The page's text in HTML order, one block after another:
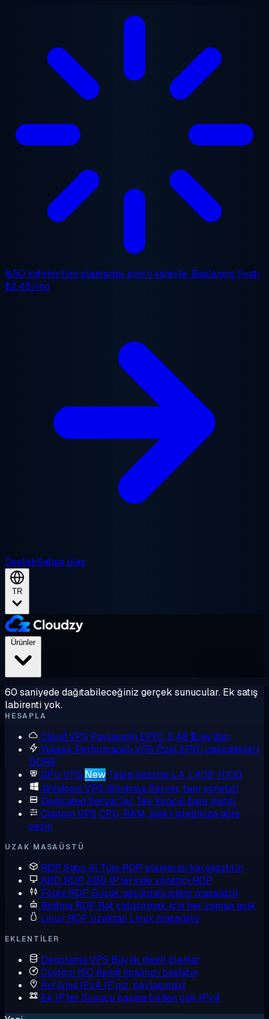
%50 indirim tüm planlarda, sınırlı süreyle. Başlangıç fiyatı
$2.48/mo
DestekSatışa ulaş
TR
Ürünler
60 saniyede dağıtabileceğiniz gerçek sunucular. Ek satış
labirenti yok.
HESAPLA
Cloud VPS Paylaşımlı EPYC, 2,48 $/ay'dan
Yüksek Performanslı VPS Özel EPYC çekirdekleri,
DDR5
GPU VPS New Talep üzerine L4, L40S, H100
Windows VPS Windows Server, tam yönetici
Dedicated Server'lar Tek kiracılı bare metal
Custom VPS CPU, RAM, disk'i isteğinize göre
seçin
UZAK MASAÜSTÜ
RDP Satın Al Tüm RDP planlarını karşılaştırın
ABD RDP ABD IP'lerinde yönetici RDP
Forex RDP Düşük gecikmeli işlem masaüstü
Botting RDP Bot çalıştırmak için her zaman açık
Linux RDP Uzaktan Linux masaüstü
EKLENTILER
Depolama VPS Büyük diskli planlar
Custom ISO Kendi imajınızı başlatın
Ayrılmış IPv4 IP'niz, paylaşımsız
Ek IP'ler Sunucu başına birden çok IPv4